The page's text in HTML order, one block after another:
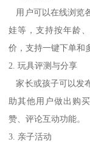
用户可以在线浏览
娃等，支持按年龄
价，支持一键下单和
2. 玩具评测与分享
家长或孩子可以发
助其他用户做出购
赞、评论互动功能。
3. 亲子活动